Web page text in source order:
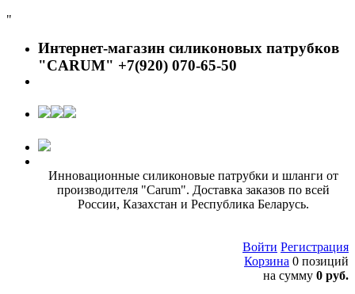
"
Интернет-магазин силиконовых патрубков
"CARUM" +7(920) 070-65-50
Инновационные силиконовые патрубки и шланги от
производителя "Carum". Доставка заказов по всей
России, Казахстан и Республика Беларусь.
Войти Регистрация
Корзина 0 позиций
на сумму 0 руб.